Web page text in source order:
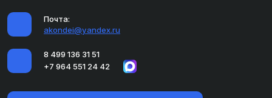
Почта:
akondei@yandex.ru
8 499 136 31 51
+7 964 551 24 42